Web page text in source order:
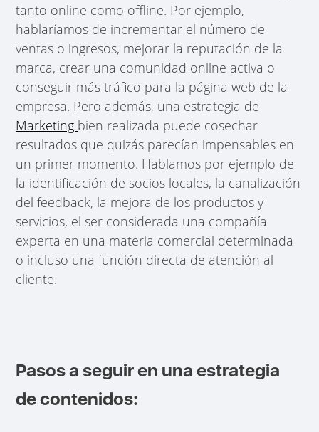
tanto online como offline. Por ejemplo,
hablaríamos de incrementar el número de
ventas o ingresos, mejorar la reputación de la
marca, crear una comunidad online activa o
conseguir más tráfico para la página web de la
empresa. Pero además, una estrategia de
Marketing bien realizada puede cosechar
resultados que quizás parecían impensables en
un primer momento. Hablamos por ejemplo de
la identificación de socios locales, la canalización
del feedback, la mejora de los productos y
servicios, el ser considerada una compañía
experta en una materia comercial determinada
o incluso una función directa de atención al
cliente.
Pasos a seguir en una estrategia
de contenidos: